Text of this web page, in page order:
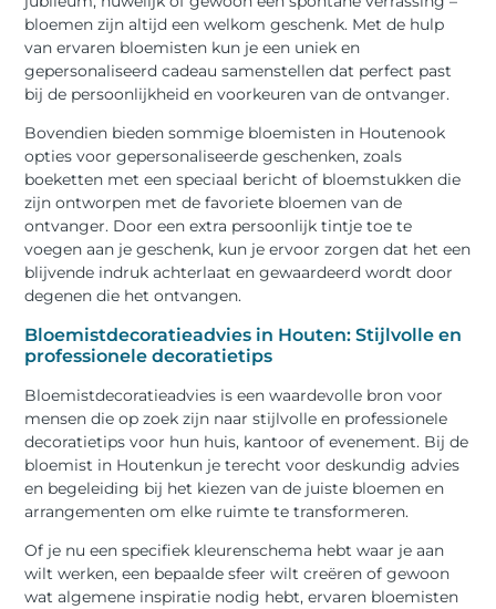
bloemen zijn altijd een welkom geschenk. Met de hulp
van ervaren bloemisten kun je een uniek en
gepersonaliseerd cadeau samenstellen dat perfect past
bij de persoonlijkheid en voorkeuren van de ontvanger.
Bovendien bieden sommige bloemisten in Houtenook
opties voor gepersonaliseerde geschenken, zoals
boeketten met een speciaal bericht of bloemstukken die
zijn ontworpen met de favoriete bloemen van de
ontvanger. Door een extra persoonlijk tintje toe te
voegen aan je geschenk, kun je ervoor zorgen dat het een
blijvende indruk achterlaat en gewaardeerd wordt door
degenen die het ontvangen.
Bloemistdecoratieadvies in Houten: Stijlvolle en
professionele decoratietips
Bloemistdecoratieadvies is een waardevolle bron voor
mensen die op zoek zijn naar stijlvolle en professionele
decoratietips voor hun huis, kantoor of evenement. Bij de
bloemist in Houtenkun je terecht voor deskundig advies
en begeleiding bij het kiezen van de juiste bloemen en
arrangementen om elke ruimte te transformeren.
Of je nu een specifiek kleurenschema hebt waar je aan
wilt werken, een bepaalde sfeer wilt creëren of gewoon
wat algemene inspiratie nodig hebt, ervaren bloemisten